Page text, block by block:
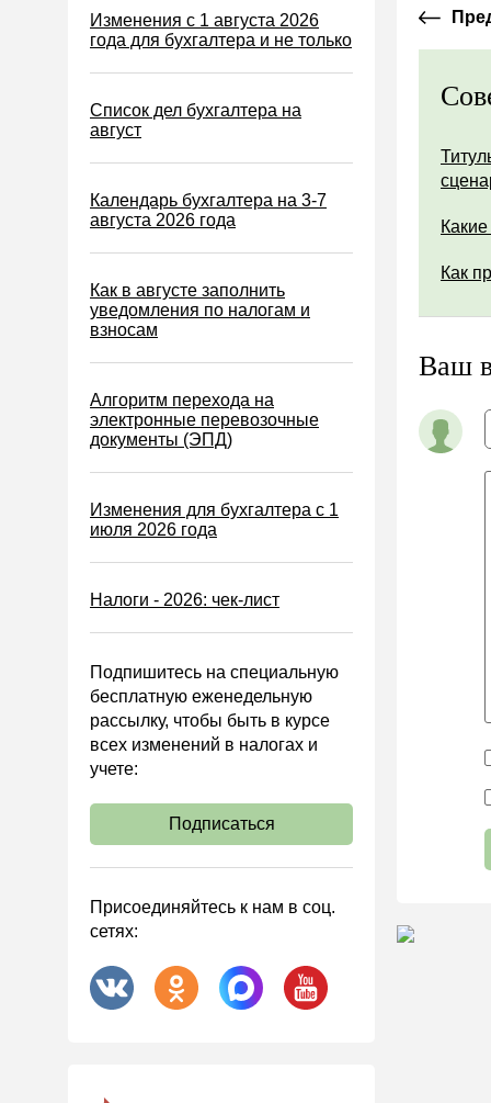
Туристический налог
Водный налог
Экологический налог
Налог на игорный бизнес
Акцизы
Возврат и зачет налогов
Налоговые проверки
Статистика
Самозанятые
Банк
Онлайн-кассы ККТ ККМ
деятельности (АХД)
Охрана труда и аттестация
Охрана труда
Валютные операции
Налоговая система РФ
Налоговое планирование
Договоры
АО
Изменения с 1 августа 2026
года для бухгалтера и не только
Список дел бухгалтера на
август
Календарь бухгалтера на 3-7
августа 2026 года
Как в августе заполнить
уведомления по налогам и
взносам
Алгоритм перехода на
электронные перевозочные
документы (ЭПД)
Изменения для бухгалтера с 1
июля 2026 года
Налоги - 2026: чек-лист
Подпишитесь на специальную
бесплатную еженедельную
рассылку, чтобы быть в курсе
всех изменений в налогах и
учете:
Подписаться
Присоединяйтесь к нам в соц.
сетях:
Как
Ваш